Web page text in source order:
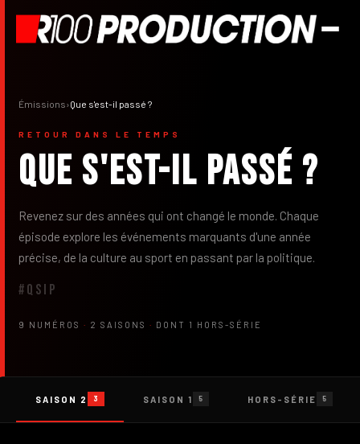
Émissions›Que s'est-il passé ?
RETOUR DANS LE TEMPS
Que s'est-il passé ?
Revenez sur des années qui ont changé le monde. Chaque
épisode explore les événements marquants d'une année
précise, de la culture au sport en passant par la politique.
#QSIP
9 NUMÉROS · 2 SAISONS · DONT 1 HORS-SÉRIE
SAISON 2 3 SAISON 1 5 HORS-SÉRIE 5